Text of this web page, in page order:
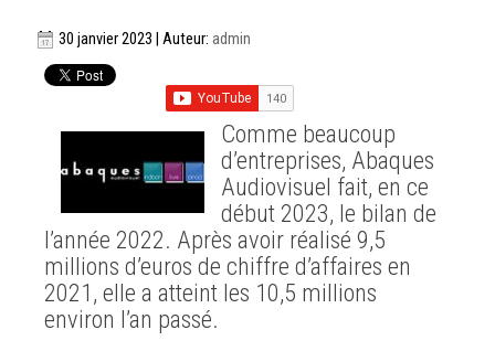
30 janvier 2023 | Auteur:admin
Comme beaucoup
d’entreprises, Abaques
Audiovisuel fait, en ce
début 2023, le bilan de
l’année 2022. Après avoir réalisé 9,5
millions d’euros de chiffre d’affaires en
2021, elle a atteint les 10,5 millions
environ l’an passé.